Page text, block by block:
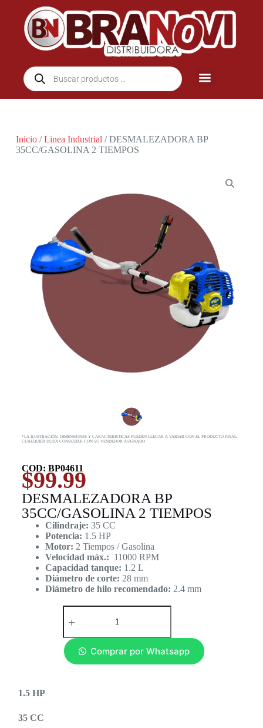
Inicio/Linea Industrial / DESMALEZADORA BP
35CC/GASOLINA 2 TIEMPOS
*LA ILUSTRACIÓN, DIMENSIONES Y CARACTERISTICAS PUEDEN LLEGAR A VARIAR CON EL PRODUCTO FINAL,
CUALQUIER DUDA CONSULTAR CON SU VENDEDOR ASIGNADO
COD: BP04611
$99.99
DESMALEZADORA BP
35CC/GASOLINA 2 TIEMPOS
Cilindraje: 35 CC
Potencia: 1.5 HP
Motor: 2 Tiempos / Gasolina
Velocidad máx.: 11000 RPM
Capacidad tanque: 1.2 L
Diámetro de corte: 28 mm
Diámetro de hilo recomendado: 2.4 mm
Comprar por Whatsapp
1.5 HP
35 CC